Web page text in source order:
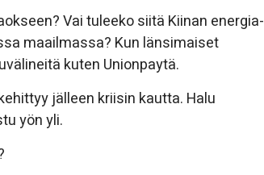
Vai tuleeko siitä Kiinan energia-
maailmassa? Kun länsimaiset
kuten Unionpaytä.
jälleen kriisin kautta. Halu
yön yli.